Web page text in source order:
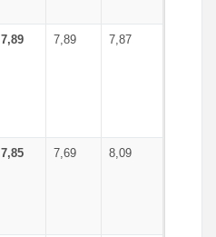
7,89 7,89 7,87
7,85 7,69 8,09